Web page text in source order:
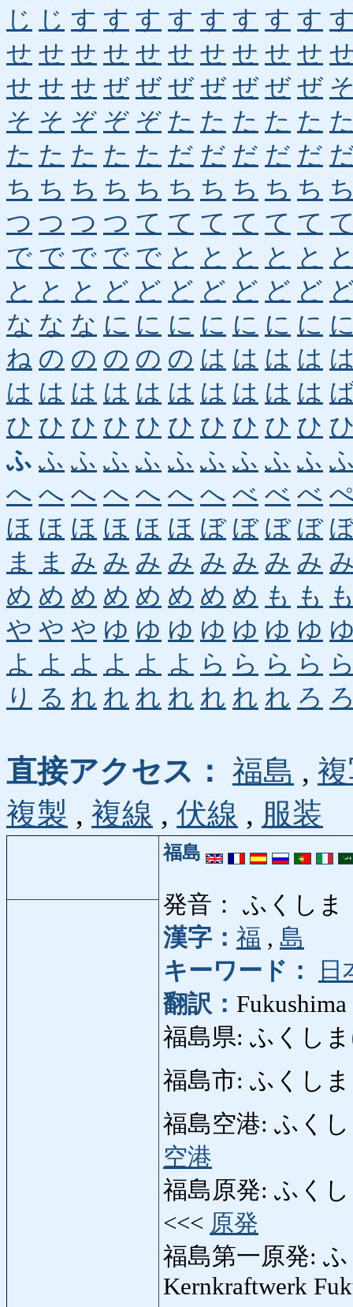
じ じ す す す す す す す す
せ せ せ せ せ せ せ せ せ せ
せ せ せ ぜ ぜ ぜ ぜ ぜ ぜ ぜ
そ そ ぞ ぞ ぞ た た た た た
た た た た た だ だ だ だ だ
ち ち ち ち ち ち ち ち ち ち
つ つ つ つ て て て て て て
で で で で で と と と と と
と と と ど ど ど ど ど ど ど
な な な に に に に に に に
ね の の の の の は は は は
は は は は は は は は は は
ひ ひ ひ ひ ひ ひ ひ ひ ひ ひ
ふ ふ ふ ふ ふ ふ ふ ふ ふ ふ
へ へ へ へ へ へ へ べ べ べ
ほ ほ ほ ほ ほ ほ ぼ ぼ ぼ ぼ
ま
ま み み み み み み み み
め め め め め め め め も も
や や や ゆ ゆ ゆ ゆ ゆ ゆ ゆ
よ よ よ よ よ よ ら ら ら ら
り る れ れ れ れ れ れ れ ろ
直接アクセス： 福島 ,
複製 , 複線 , 伏線 , 服装
福島
発音： ふくしま
漢字： 福 , 島
キーワード：
日
翻訳：
福島県: ふくし
福島市: ふくし
福島空港: ふくし
空港
福島原発: ふく
<<< 原発
福島第一原発:
Kernkraftwerk